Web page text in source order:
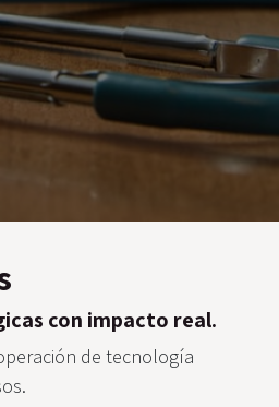
con impacto real.
de tecnología